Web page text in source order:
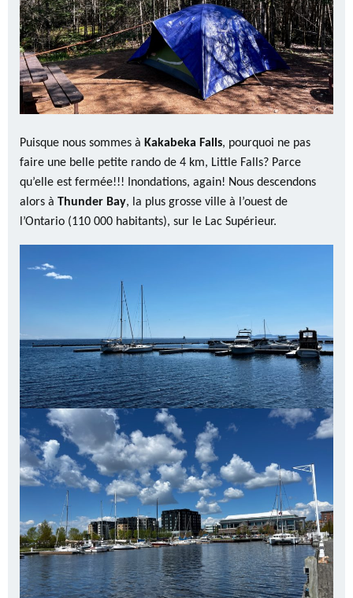
Puisque nous sommes à Kakabeka Falls, pourquoi ne pas
faire une belle petite rando de 4 km, Little Falls? Parce
qu’elle est fermée!!! Inondations, again! Nous descendons
alors à Thunder Bay, la plus grosse ville à l’ouest de
l’Ontario (110 000 habitants), sur le Lac Supérieur.